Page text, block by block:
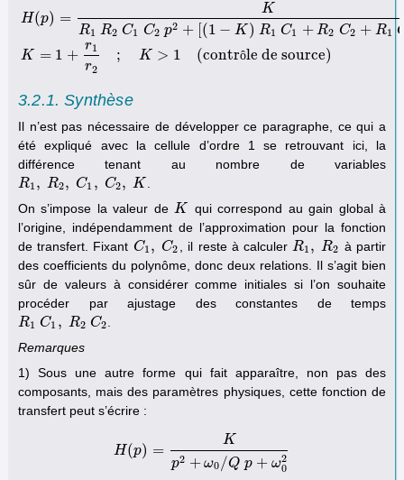
H(p) =
K
R1 R2 C1 C2 p2 + [(1 − K ) R1 C1 + R2 C2 + R1
K = 1 +
r1
r2
; K > 1 (contrôle de source)
R2 C1 C2 p2+ (1 K R1 +R2 C2 +R1 C 2] p +1K 1 +r1 2
3.2.1. Synthèse
Il n’est pas nécessaire de développer ce paragraphe, ce qui a
été expliqué avec la cellule d’ordre 1 se retrouvant ici, la
différence tenant au nombre de variables
R1 , R2, C1 , C2, K
R1 , R2, C 1, C , K
On s’impose la valeur de K
K
qui correspond au gain global à
l’origine, indépendamment de l’approximation pour la fonction
de transfert. Fixant C1 , C2
C1 , C2 , il reste à calculer R1 , R2
R1 , R2
à partir
des coefficients du polynôme, donc deux relations. Il s’agit bien
sûr de valeurs à considérer comme initiales si l’on souhaite
procéder par ajustage des constantes de temps
R1 C1 , R2 C2
R1 C1 R2 C 2
Remarques
1) Sous une autre forme qui fait apparaître, non pas des
composants, mais des paramètres physiques, cette fonction de
transfert peut s’écrire :
H(p) =
K
p2 + ω0 /Q p + ω2
0
H( p)= Kp2+ω0/Q p+ω02